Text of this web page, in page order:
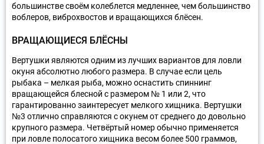
большинстве своём колеблется медленнее, чем большинство
воблеров, виброхвостов и вращающихся блёсен.
ВРАЩАЮЩИЕСЯ БЛЁСНЫ
Вертушки являются одним из лучших вариантов для ловли
окуня абсолютно любого размера. В случае если цель
рыбака – мелкая рыба, можно оснастить спиннинг
вращающейся блесной с размером № 1 или 2, что
гарантированно заинтересует мелкого хищника. Вертушки
№3 отлично справляются с окунем от среднего до довольно
крупного размера. Четвёртый номер обычно применяется
при ловле полосатого хищника весом более 500 граммов,